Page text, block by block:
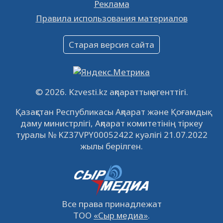
16.12.2022 61066
Объявление
09.12.2022
Свободные рабочие места
встречу с инвесторами в Кызылорде 22
ноября
21.11.2022 14953 0
© 2026. Kzvesti.kz ақпараттық агенттігі.
Қазақстан Республикасы Ақпарат және Қоғамдық
даму министрлігі, Ақпарат комитетінің тіркеу
туралы № KZ37VPY00052422 куәлігі 21.07.2022
жылы берілген.
Все права принадлежат
ТОО «Сыр медиа».
Реклама
Правила использования материалов
Старая версия сайта